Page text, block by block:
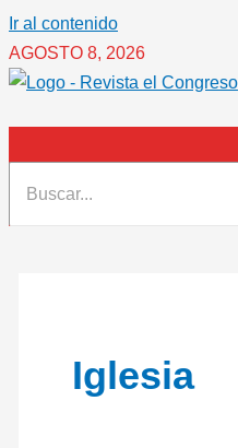
Ir al contenido
AGOSTO 8, 2026
Iglesia